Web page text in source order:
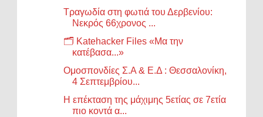
Τραγωδία στη φωτιά του Δερβενίου:
Νεκρός 66χρονος ...
🗂️ Katehacker Files «Μα την
κατέβασα...»
Ομοσπονδίες Σ.Α & Ε.Δ : Θεσσαλονίκη,
4 Σεπτεμβρίου...
Η επέκταση της μάχιμης 5ετίας σε 7ετία
πιο κοντά α...